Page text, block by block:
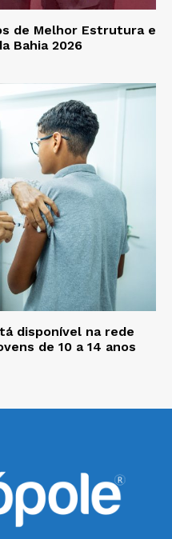
de Melhor Estrutura e
Bahia 2026
disponível na rede
de 10 a 14 anos